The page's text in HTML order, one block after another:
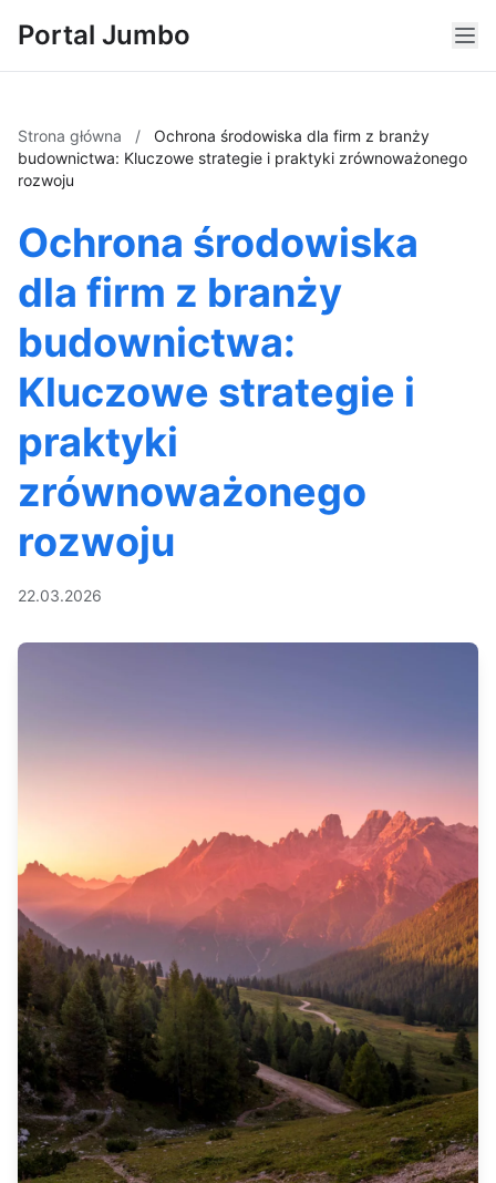
Portal Jumbo
Strona główna /
Ochrona środowiska dla firm z branży
budownictwa: Kluczowe strategie i praktyki zrównoważonego
rozwoju
Ochrona środowiska
dla firm z branży
budownictwa:
Kluczowe strategie i
praktyki
zrównoważonego
rozwoju
22.03.2026